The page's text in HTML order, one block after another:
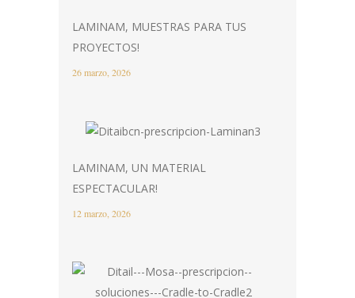
LAMINAM, MUESTRAS PARA TUS
PROYECTOS!
26 marzo, 2026
LAMINAM, UN MATERIAL
ESPECTACULAR!
12 marzo, 2026